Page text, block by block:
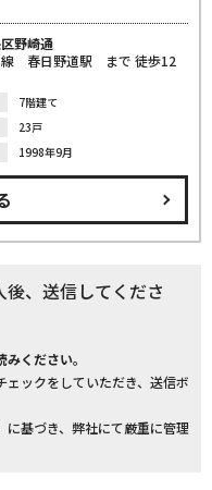
野崎通
線 春日野道駅 まで 徒歩12
7階建て
23戸
1998年9月
、送信してくださ
ください。
ックをしていただき、送信ボ
基づき、弊社にて厳重に管理